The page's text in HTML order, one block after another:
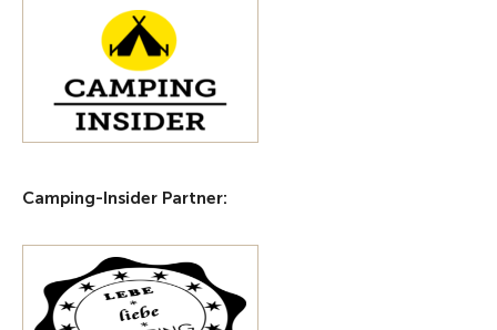
Camping-Insider Partner: